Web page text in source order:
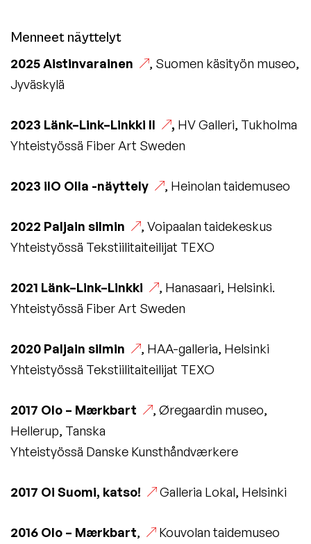
Menneet näyttelyt
2025Aistinvarainen
, Suomen käsityön museo,
Jyväskylä
2023 Länk–Link–Linkki II , HV Galleri, Tukholma
Yhteistyössä Fiber Art Sweden
2023 ilO Olla -näyttely , Heinolan taidemuseo
2022 Paljain silmin
, Voipaalan taidekeskus
Yhteistyössä Tekstiilitaiteilijat TEXO
2021 Länk–Link–Linkki
, Hanasaari, Helsinki.
Yhteistyössä Fiber Art Sweden
2020 Paljain silmin
, HAA-galleria, Helsinki
Yhteistyössä Tekstiilitaiteilijat TEXO
2017 Olo – Mærkbart
, Øregaardin museo,
Hellerup, Tanska
Yhteistyössä Danske Kunsthåndværkere
2017 Oi Suomi, katso! Galleria Lokal, Helsinki
2016 Olo – Mærkbart,
Kouvolan taidemuseo